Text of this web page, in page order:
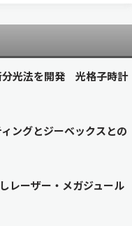
分光法を開発 光格子時計
ングとジーベックスとの
レーザー・メガジュール